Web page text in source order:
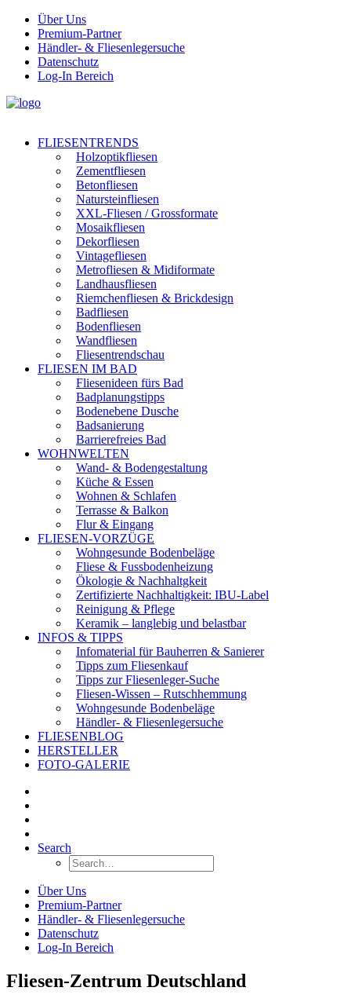
Über Uns
Premium-Partner
Händler- & Fliesenlegersuche
Datenschutz
Log-In Bereich
FLIESENTRENDS
Holzoptikfliesen
Zementfliesen
Betonfliesen
Natursteinfliesen
XXL-Fliesen / Grossformate
Mosaikfliesen
Dekorfliesen
Vintagefliesen
Metrofliesen & Midiformate
Landhausfliesen
Riemchenfliesen & Brickdesign
Badfliesen
Bodenfliesen
Wandfliesen
Fliesentrendschau
FLIESEN IM BAD
Fliesenideen fürs Bad
Badplanungstipps
Bodenebene Dusche
Badsanierung
Barrierefreies Bad
WOHNWELTEN
Wand- & Bodengestaltung
Küche & Essen
Wohnen & Schlafen
Terrasse & Balkon
Flur & Eingang
FLIESEN-VORZÜGE
Wohngesunde Bodenbeläge
Fliese & Fussbodenheizung
Ökologie & Nachhaltgkeit
Zertifizierte Nachhaltigkeit: IBU-Label
Reinigung & Pflege
Keramik – langlebig und belastbar
INFOS & TIPPS
Infomaterial für Bauherren & Sanierer
Tipps zum Fliesenkauf
Tipps zur Fliesenleger-Suche
Fliesen-Wissen – Rutschhemmung
Wohngesunde Bodenbeläge
Händler- & Fliesenlegersuche
FLIESENBLOG
HERSTELLER
FOTO-GALERIE
Search
Über Uns
Premium-Partner
Händler- & Fliesenlegersuche
Datenschutz
Log-In Bereich
Fliesen-Zentrum Deutschland